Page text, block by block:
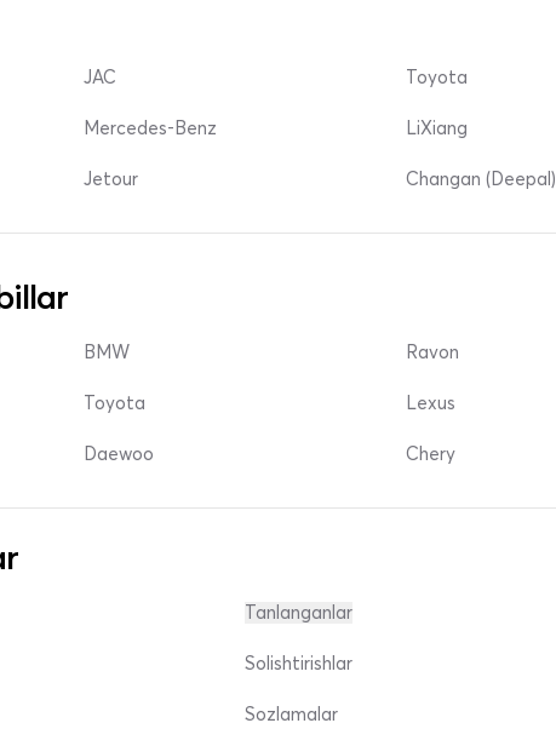
JAC
Mercedes-Benz
Jetour
Toyota
LiXiang
Changan (Deepal)
BMW
Toyota
Daewoo
Ravon
Lexus
Chery
Tanlanganlar
Solishtirishlar
Sozlamalar